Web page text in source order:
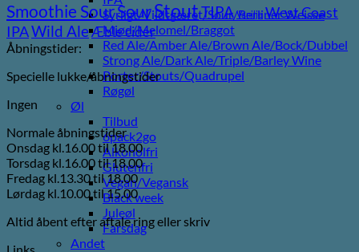
Syrligt/Vildtgæret/Sour/Berliner Weisse
Mjød/Melomel/Braggot
Red Ale/Amber Ale/Brown Ale/Bock/Dubbel
Strong Ale/Dark Ale/Triple/Barley Wine
Porter/Stouts/Quadrupel
Røgøl
Øl
Tilbud
6pack2go
Alkoholfri
Glutenfri
Vegan/Vegansk
Black week
Juleøl
Farsdag
Andet
Smoothie SourSourStoutTIPA Vanilje West Coast
IPAWild Ale Æble cider
Åbningstider:
Specielle lukke/åbningstider
Ingen
Normale åbningstider
Onsdag kl.16.00 til 18.00
Torsdag kl.16.00 til 18.00
Fredag kl.13.30 til 18.00
Lørdag kl.10.00 til 15.00
Altid åbent efter aftale ring eller skriv